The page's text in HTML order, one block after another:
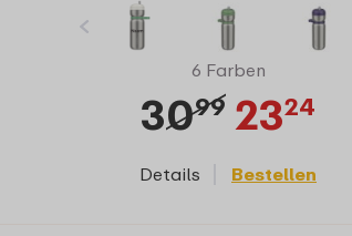
6 Farben
3099 2324
Details Bestellen